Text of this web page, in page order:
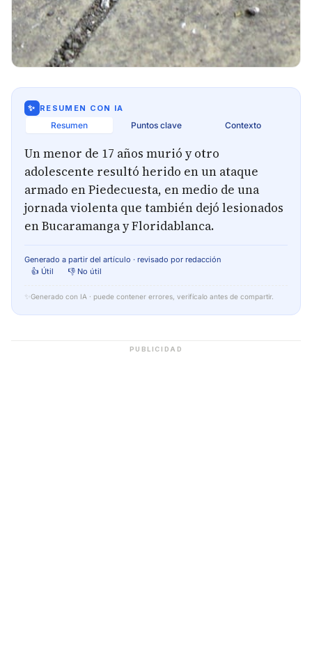
✨ RESUMEN CON IA
Resumen Puntos clave Contexto
Un menor de 17 años murió y otro
adolescente resultó herido en un ataque
armado en Piedecuesta, en medio de una
jornada violenta que también dejó lesionados
en Bucaramanga y Floridablanca.
Generado a partir del artículo · revisado por redacción
👍 Útil
👎 No útil
✨ Generado con IA · puede contener errores, verifícalo antes de compartir.
PUBLICIDAD